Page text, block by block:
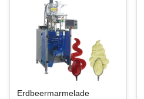
Erdbeermarmelade